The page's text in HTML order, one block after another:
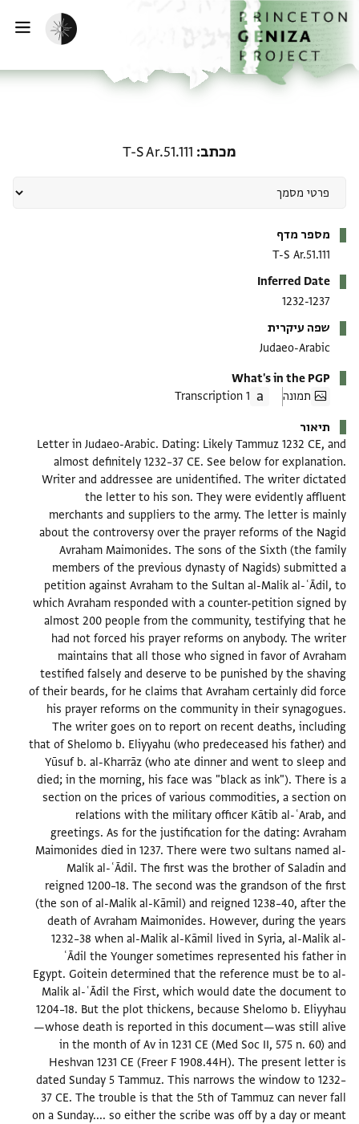
לתוכןהבית
הפעלת מצב כהה
מכתב T-S Ar.51.111
מספר מדף
T-S Ar.51.111
Inferred Date
1232-1237
שפה עיקרית
Judaeo-Arabic
What's in the PGP
תמונה
1 Transcription
תיאור
Letter in Judaeo-Arabic. Dating: Likely Tammuz 1232 CE, and
almost definitely 1232–37 CE. See below for explanation.
Writer and addressee are unidentified. The writer dictated
the letter to his son. They were evidently affluent
merchants and suppliers to the army. The letter is mainly
about the controversy over the prayer reforms of the Nagid
Avraham Maimonides. The sons of the Sixth (the family
members of the previous dynasty of Nagids) submitted a
petition against Avraham to the Sultan al-Malik al-ʿĀdil, to
which Avraham responded with a counter-petition signed by
almost 200 people from the community, testifying that he
had not forced his prayer reforms on anybody. The writer
maintains that all those who signed in favor of Avraham
testified falsely and deserve to be punished by the shaving
of their beards, for he claims that Avraham certainly did force
his prayer reforms on the community in their synagogues.
The writer goes on to report on recent deaths, including
that of Shelomo b. Eliyyahu (who predeceased his father) and
Yūsuf b. al-Kharrāz (who ate dinner and went to sleep and
died; in the morning, his face was "black as ink"). There is a
section on the prices of various commodities, a section on
relations with the military officer Kātib al-ʿArab, and
greetings. As for the justification for the dating: Avraham
Maimonides died in 1237. There were two sultans named al-
Malik al-ʿĀdil. The first was the brother of Saladin and
reigned 1200–18. The second was the grandson of the first
(the son of al-Malik al-Kāmil) and reigned 1238–40, after the
death of Avraham Maimonides. However, during the years
1232–38 when al-Malik al-Kāmil lived in Syria, al-Malik al-
ʿĀdil the Younger sometimes represented his father in
Egypt. Goitein determined that the reference must be to al-
Malik al-ʿĀdil the First, which would date the document to
1204–18. But the plot thickens, because Shelomo b. Eliyyhau
—whose death is reported in this document—was still alive
in the month of Av in 1231 CE (Med Soc II, 575 n. 60) and
Heshvan 1231 CE (Freer F 1908.44H). The present letter is
dated Sunday 5 Tammuz. This narrows the window to 1232–
37 CE. The trouble is that the 5th of Tammuz can never fall
on a Sunday.... so either the scribe was off by a day or meant